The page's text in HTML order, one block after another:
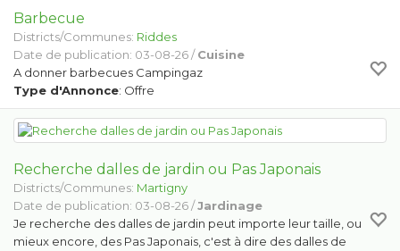
Barbecue
Districts/Communes: Riddes
Date de publication: 03-08-26 /Cuisine
A donner barbecues Campingaz
Type d'Annonce: Offre
Recherche dalles de jardin ou Pas Japonais
Districts/Communes: Martigny
Date de publication: 03-08-26 /Jardinage
Je recherche des dalles de jardin peut importe leur taille, ou
mieux encore, des Pas Japonais, c'est à dire des dalles de